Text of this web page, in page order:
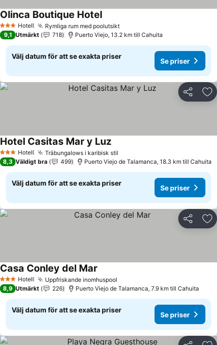
3 StjärnorHotell Rymliga rum med poolutsiktSe priser
Olinca Boutique HotelSe priser
9,1 Utmärkt 718 Puerto Viejo, 13.2 km till Cahuita
Välj datum för att se exakta priser
Se priser
Dela
3 StjärnorHotell Träbungalows i karibisk stil
Hotel Casitas Mar y LuzSe priser
8,3 Väldigt bra 499 Puerto Viejo de Talamanca, 18.3 km till Cahuita
Välj datum för att se exakta priser
Se priser
Dela
3 StjärnorHotell Uppfriskande inomhuspool
Casa Conley del Mar
8,9 Utmärkt 226 Puerto Viejo de Talamanca, 7.9 km till Cahuita
Välj datum för att se exakta priser
Se priser